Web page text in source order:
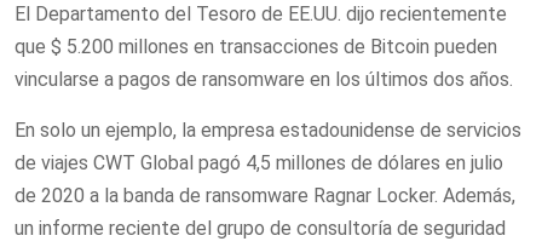
El Departamento del Tesoro de EE.UU. dijo recientemente
que $ 5.200 millones en transacciones de Bitcoin pueden
vincularse a pagos de ransomware en los últimos dos años.
En solo un ejemplo, la empresa estadounidense de servicios
de viajes CWT Global pagó 4,5 millones de dólares en julio
de 2020 a la banda de ransomware Ragnar Locker. Además,
un informe reciente del grupo de consultoría de seguridad